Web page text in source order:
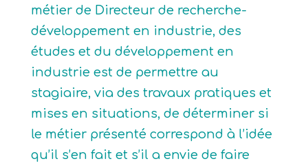
métier de Directeur de recherche-
développement en industrie, des
études et du développement en
industrie est de permettre au
stagiaire, via des travaux pratiques et
mises en situations, de déterminer si
le métier présenté correspond à l’idée
qu’il s’en fait et s’il a envie de faire